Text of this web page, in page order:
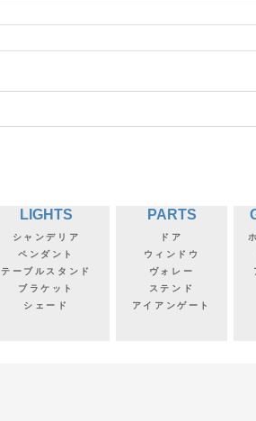
LIGHTS
シャンデリア
ペンダント
テーブルスタンド
ブラケット
シェード
PARTS
ドア
ウィンドウ
ヴォレー
ステンド
アイアンゲート